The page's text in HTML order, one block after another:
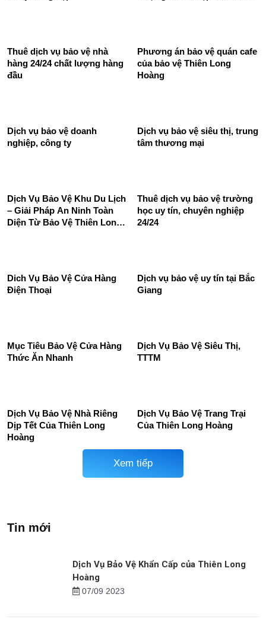
SBC
Thuê Dịch Vụ Bảo Vệ Khu
Công Nghiệp 24/24 Tốt
Chuyên Nghiệp
Dịch Vụ Bảo Vệ Cửa Hàng –
Phương Án Đối Phó Với Đối
Tượng Xâm Nhập Từ Bên
Thuê dịch vụ bảo vệ nhà
hàng 24/24 chất lượng hàng
Phương án bảo vệ quán cafe
của bảo vệ Thiên Long
Dịch vụ bảo vệ doanh
nghiệp, công ty
Dịch vụ bảo vệ siêu thị, trung
tâm thương mại
Dịch Vụ Bảo Vệ Khu Du Lịch
– Giải Pháp An Ninh Toàn
Thuê dịch vụ bảo vệ trường
học uy tín, chuyên nghiệp
Dich Vụ Bảo Vệ Cửa Hàng
Dịch vụ bảo vệ uy tín tại Bắc
Mục Tiêu Bảo Vệ Cửa Hàng
Thức Ăn Nhanh
Dịch Vụ Bảo Vệ Siêu Thị,
Hoàng
Tin mới